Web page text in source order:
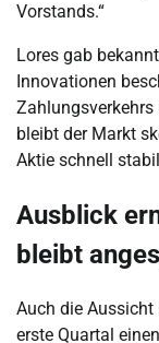
Vorstands.“
Lores gab
Innovationen
Zahlungsverkehrs
bleibt der Markt
Aktie schnell
Ausblick
bleibt
Auch die
erste Quartal